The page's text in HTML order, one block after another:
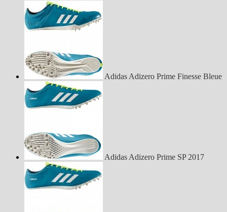
Adidas Adizero Prime Finesse Bleue
Adidas Adizero Prime SP 2017